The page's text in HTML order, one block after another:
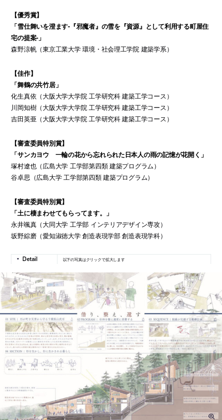
【優秀賞】
「雪仕舞いを澄ます-『邪魔者』の雪を『資源』として利用する町屋住
宅の提案-」
森野涼帆（東京工業大学 環境・社会理工学院 建築学系）
【佳作】
「舞鶴の共竹居」
化生真依（大阪大学大学院 工学研究科 建築工学コース）
川岡知樹（大阪大学大学院 工学研究科 建築工学コース）
吉田英亜（大阪大学大学院 工学研究科 建築工学コース）
【審査委員特別賞】
「サンカヨウ 一輪の花から忘れられた日本人の雨の記憶が花開く」
塚村遼也（広島大学 工学部第四類 建築プログラム）
谷卓思（広島大学 工学部第四類 建築プログラム）
【審査委員特別賞】
「土に棲まわせてもらってます。」
永井颯真（大同大学 工学部 インテリアデザイン専攻）
坂野綜磨（愛知淑徳大学 創造表現学部 創造表現学科）
以下の写真はクリックで拡大します